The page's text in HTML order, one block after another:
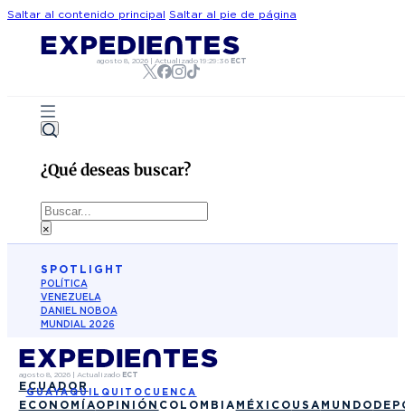
Saltar al contenido principal Saltar al pie de página
agosto 8, 2026 |Actualizado19:29:36 ECT
¿Qué deseas buscar?
Buscar
×
SPOTLIGHT
POLÍTICA
VENEZUELA
DANIEL NOBOA
MUNDIAL 2026
agosto 8, 2026| Actualizado ECT
ECUADOR
GUAYAQUIL QUITO CUENCA
ECONOMÍAOPINIÓN COLOMBIA MÉXICO USA MUNDO